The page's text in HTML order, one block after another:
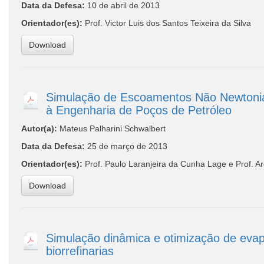
Data da Defesa: 10 de abril de 2013
Orientador(es): Prof. Victor Luis dos Santos Teixeira da Silva
Download
Simulação de Escoamentos Não
à Engenharia de Poços de Petróleo
Autor(a): Mateus Palharini Schwalbert
Data da Defesa: 25 de março de 2013
Orientador(es): Prof. Paulo Laranjeira da Cunha Lage e Prof.
Download
Simulação dinâmica e otimização de
biorrefinarias